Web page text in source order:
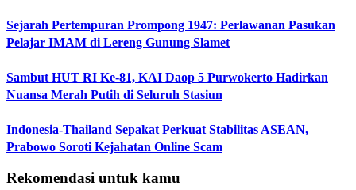
Sejarah Pertempuran Prompong 1947: Perlawanan Pasukan
Pelajar IMAM di Lereng Gunung Slamet
Sambut HUT RI Ke-81, KAI Daop 5 Purwokerto Hadirkan
Nuansa Merah Putih di Seluruh Stasiun
Indonesia-Thailand Sepakat Perkuat Stabilitas ASEAN,
Prabowo Soroti Kejahatan Online Scam
Rekomendasi untuk kamu